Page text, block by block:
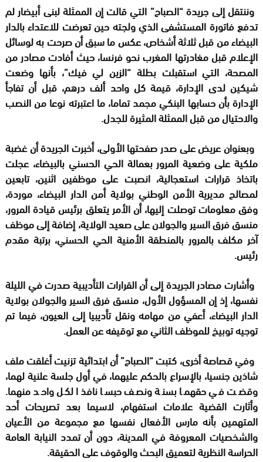
وننتقل إلى جريدة “الصباح” التي قالت إن الممثلة لبنى أبيضار لم
تدفع فاتورة المستشفى الذي ولجته حين تعرضت للاعتداء بالدار
البيضاء من قبل ثلاثة أشخاص، عكس ما سبق أن صرحت به لوسائل
الإعلام قبل مغادرتها المغرب نحو فرنسا، حيث أفادت مصادر من
المصحة، التي استقبلت بطلة “الزين لي فيك”، بأنها وضعت
شيكين لدى الإدارة، قيمة كل واحد ألف درهم، قبل أن تفاجأ
الإدارة بأن حسابها البنكي مجمد تماما، ما اعتبرته نوعا من النصب
والاحتيال من قبل الممثلة المثيرة للجدل.
وبعنوان عريض على صدر صفحتها الأولى، أخبرت الجريدة أن غضبة
ملكية على وضعية المرور بعمالة الحي الحسني بالبيضاء، عجلت
باتخاذ قرارات استعجالية، انصبت على موظفين اثنين، تابعين
لمصالح مديرية الأمن الوطني بولاية أمن الدار البيضاء، موردة،
وفق معلومات توصلت إليها، أن الأمر يتعلق برئيس قيادة المرور،
منسق فرق السير والجولان على صعيد الولاية، إضافة إلى موظف
آخر مكلف بالمرور بالمنطقة الأمنية الحي الحسني، برتبة مقدم
رئيس.
وأشارت مصادر الجريدة إلى أن القرارات التأديبية صدرت في الليلة
نفسها، إذ إن المسؤول الأول، منسق فرق السير والجولان بولاية
الدار البيضاء، أعفي من مهامه ونقل تأديبيا إلى العيون، فيما تم
توجيه توبيخ للموظف الثاني مع توقيفه عن العمل.
وفي قصاصة أخرى، كتبت “الصباح” أن ابتدائية تزنيت أغلقت ملف
شاذين جنسيا، بالإسراع بالحكم عليهما، في أول جلسة علنية لهما،
وقضت في حقهما بسنة ونصف حبسا نافذا لكل واحد منهما.
وأثارت القضية علامات استفهام، لاسيما بعد تصريحات أحد
المتهمين بأنه مارس الأفعال نفسها مع مجموعة من الأعيان
والشخصيات المعروفة في المدينة، دون أن تمدد النيابة العامة
الحراسة النظرية لتعميق البحث والوقوف على الحقيقة.